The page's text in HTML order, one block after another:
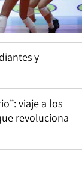
y
viaje a los
revoluciona